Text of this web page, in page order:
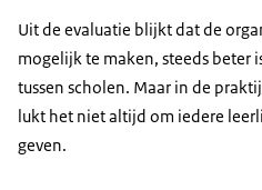
Uit de evaluatie blijkt dat de
mogelijk te maken, steeds beter
tussen scholen. Maar in de
lukt het niet altijd om iedere
geven.